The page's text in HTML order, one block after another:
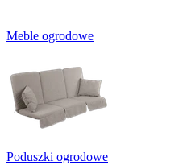
Meble ogrodowe
Poduszki ogrodowe